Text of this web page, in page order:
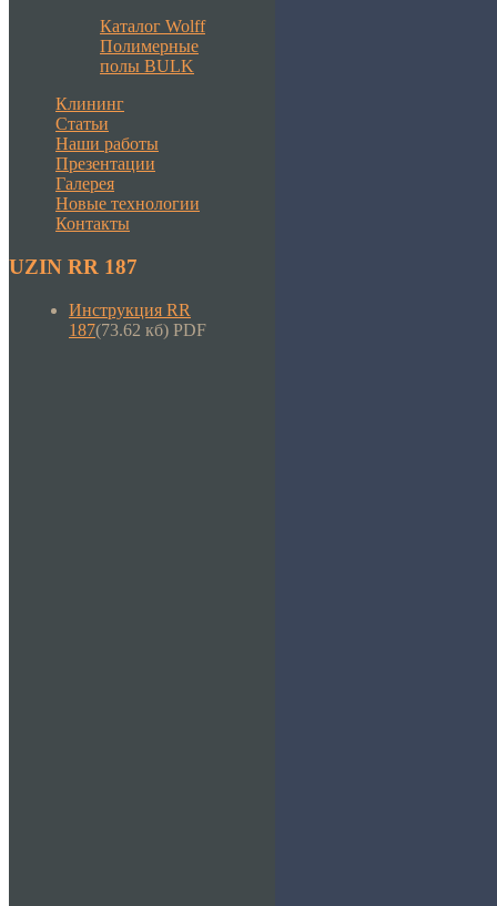
Каталог Wolff
Полимерные
полы BULK
Клининг
Статьи
Наши работы
Презентации
Галерея
Новые технологии
Контакты
UZIN RR 187
Инструкция RR
187(73.62 кб) PDF